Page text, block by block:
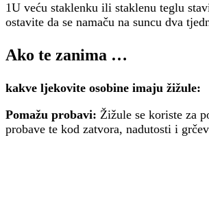
1U veću staklenku ili staklenu teglu
ostavite da se namaču na suncu dva
Ako te zanima …
kakve ljekovite osobine imaju žižule:
Pomažu probavi: Žižule se koriste za
probave te kod zatvora, nadutosti i